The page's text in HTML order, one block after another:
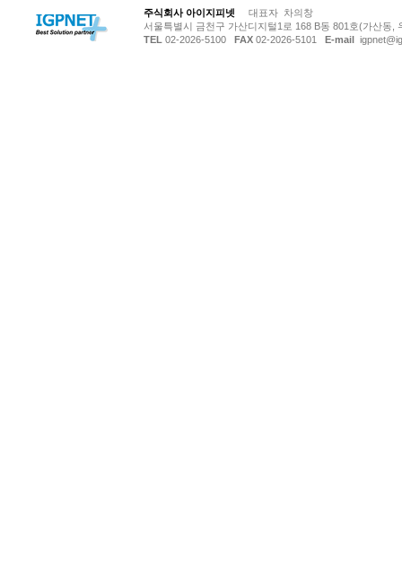
주식회사 아이지피넷 대표자 차의창
서울특별시 금천구 가산디지털1로 168 B동 801호(가산동
TEL 02-2026-5100 FAX 02-2026-5101 E-mail
© Copyright 저작권 보호 대상입니다.